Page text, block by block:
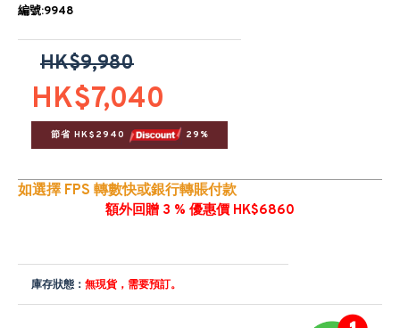
編號:9948
HK$7,040
HK$9,980
節省 HK$2940 29%
如選擇 FPS 轉數快或銀行轉賬付款
額外回贈 3 % 優惠價 HK$6860
庫存狀態： 無現貨，需要預訂。